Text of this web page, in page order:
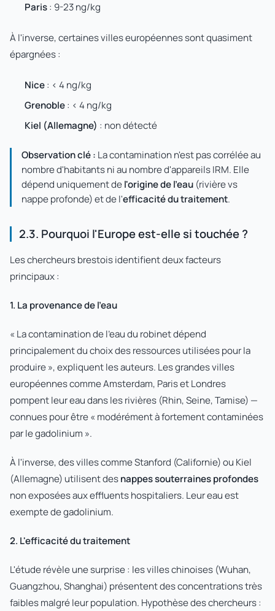
Paris: 9-23 ng/kg
À l'inverse, certaines villes européennes sont quasiment
épargnées :
Nice: < 4 ng/kg
Grenoble: < 4 ng/kg
Kiel (Allemagne) : non détecté
Observation clé : La contamination n'est pas corrélée au
nombre d'habitants ni au nombre d'appareils IRM. Elle
dépend uniquement del'origine de l'eau (rivière vs
nappe profonde) et de l'efficacité du traitement.
2.3. Pourquoi l'Europe est-elle si touchée ?
Les chercheurs brestois identifient deux facteurs
principaux :
1. La provenance de l'eau
« La contamination de l'eau du robinet dépend
principalement du choix des ressources utilisées pour la
produire », expliquent les auteurs. Les grandes villes
européennes comme Amsterdam, Paris et Londres
pompent leur eau dans les rivières (Rhin, Seine, Tamise) —
connues pour être « modérément à fortement contaminées
par le gadolinium ».
À l'inverse, des villes comme Stanford (Californie) ou Kiel
(Allemagne) utilisent desnappes souterraines profondes
non exposées aux effluents hospitaliers. Leur eau est
exempte de gadolinium.
2. L'efficacité du traitement
L'étude révèle une surprise : les villes chinoises (Wuhan,
Guangzhou, Shanghai) présentent des concentrations très
faibles malgré leur population. Hypothèse des chercheurs :